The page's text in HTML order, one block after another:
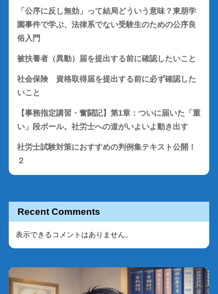
「公序に反し無効」って結局どういう意味？東朋学
園事件で学ぶ、法律系でない受験生のための公序良
俗入門
被扶養者（異動）届を提出する前に確認したいこと
社会保険 資格取得届を提出する前に必ず確認した
いこと
【事務指定講習・奮闘記】第1章：ついに届いた「重
い」段ボール。社労士への道がいよいよ動き出す
社労士試験対策におすすめの判例集テキスト公開！
２
Recent Comments
表示できるコメントはありません。